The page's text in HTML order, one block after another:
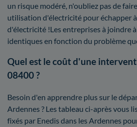
un risque modéré, n'oubliez pas de
utilisation d'électricité pour échapper
d'électricité !Les entreprises à joindre
identiques en fonction du problème
Quel est le coût d'une
08400 ?
Besoin d'en apprendre plus sur le
Ardennes ? Les tableau ci-après vous
fixés par Enedis dans les Ardennes